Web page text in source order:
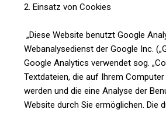
2. Einsatz von Cookies
„Diese Website benutzt Google
Webanalysedienst der Google Inc.
Google Analytics verwendet sog.
Textdateien, die auf Ihrem
werden und die eine Analyse der
Website durch Sie ermöglichen. Die